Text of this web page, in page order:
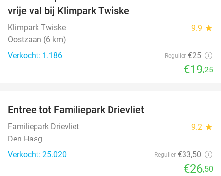
vrije val bij Klimpark Twiske
Klimpark Twiske 9.9 star
Oostzaan (6 km)
Verkocht: 1.186
Regulier €25
€19,25
Entree tot Familiepark Drievliet
Familiepark Drievliet 9.2 star
Den Haag
Verkocht: 25.020
Regulier €33,50
€26,50